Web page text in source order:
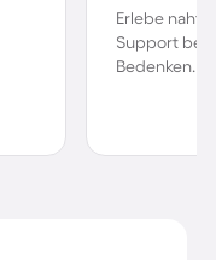
Erlebe
Support bei
Bedenken.